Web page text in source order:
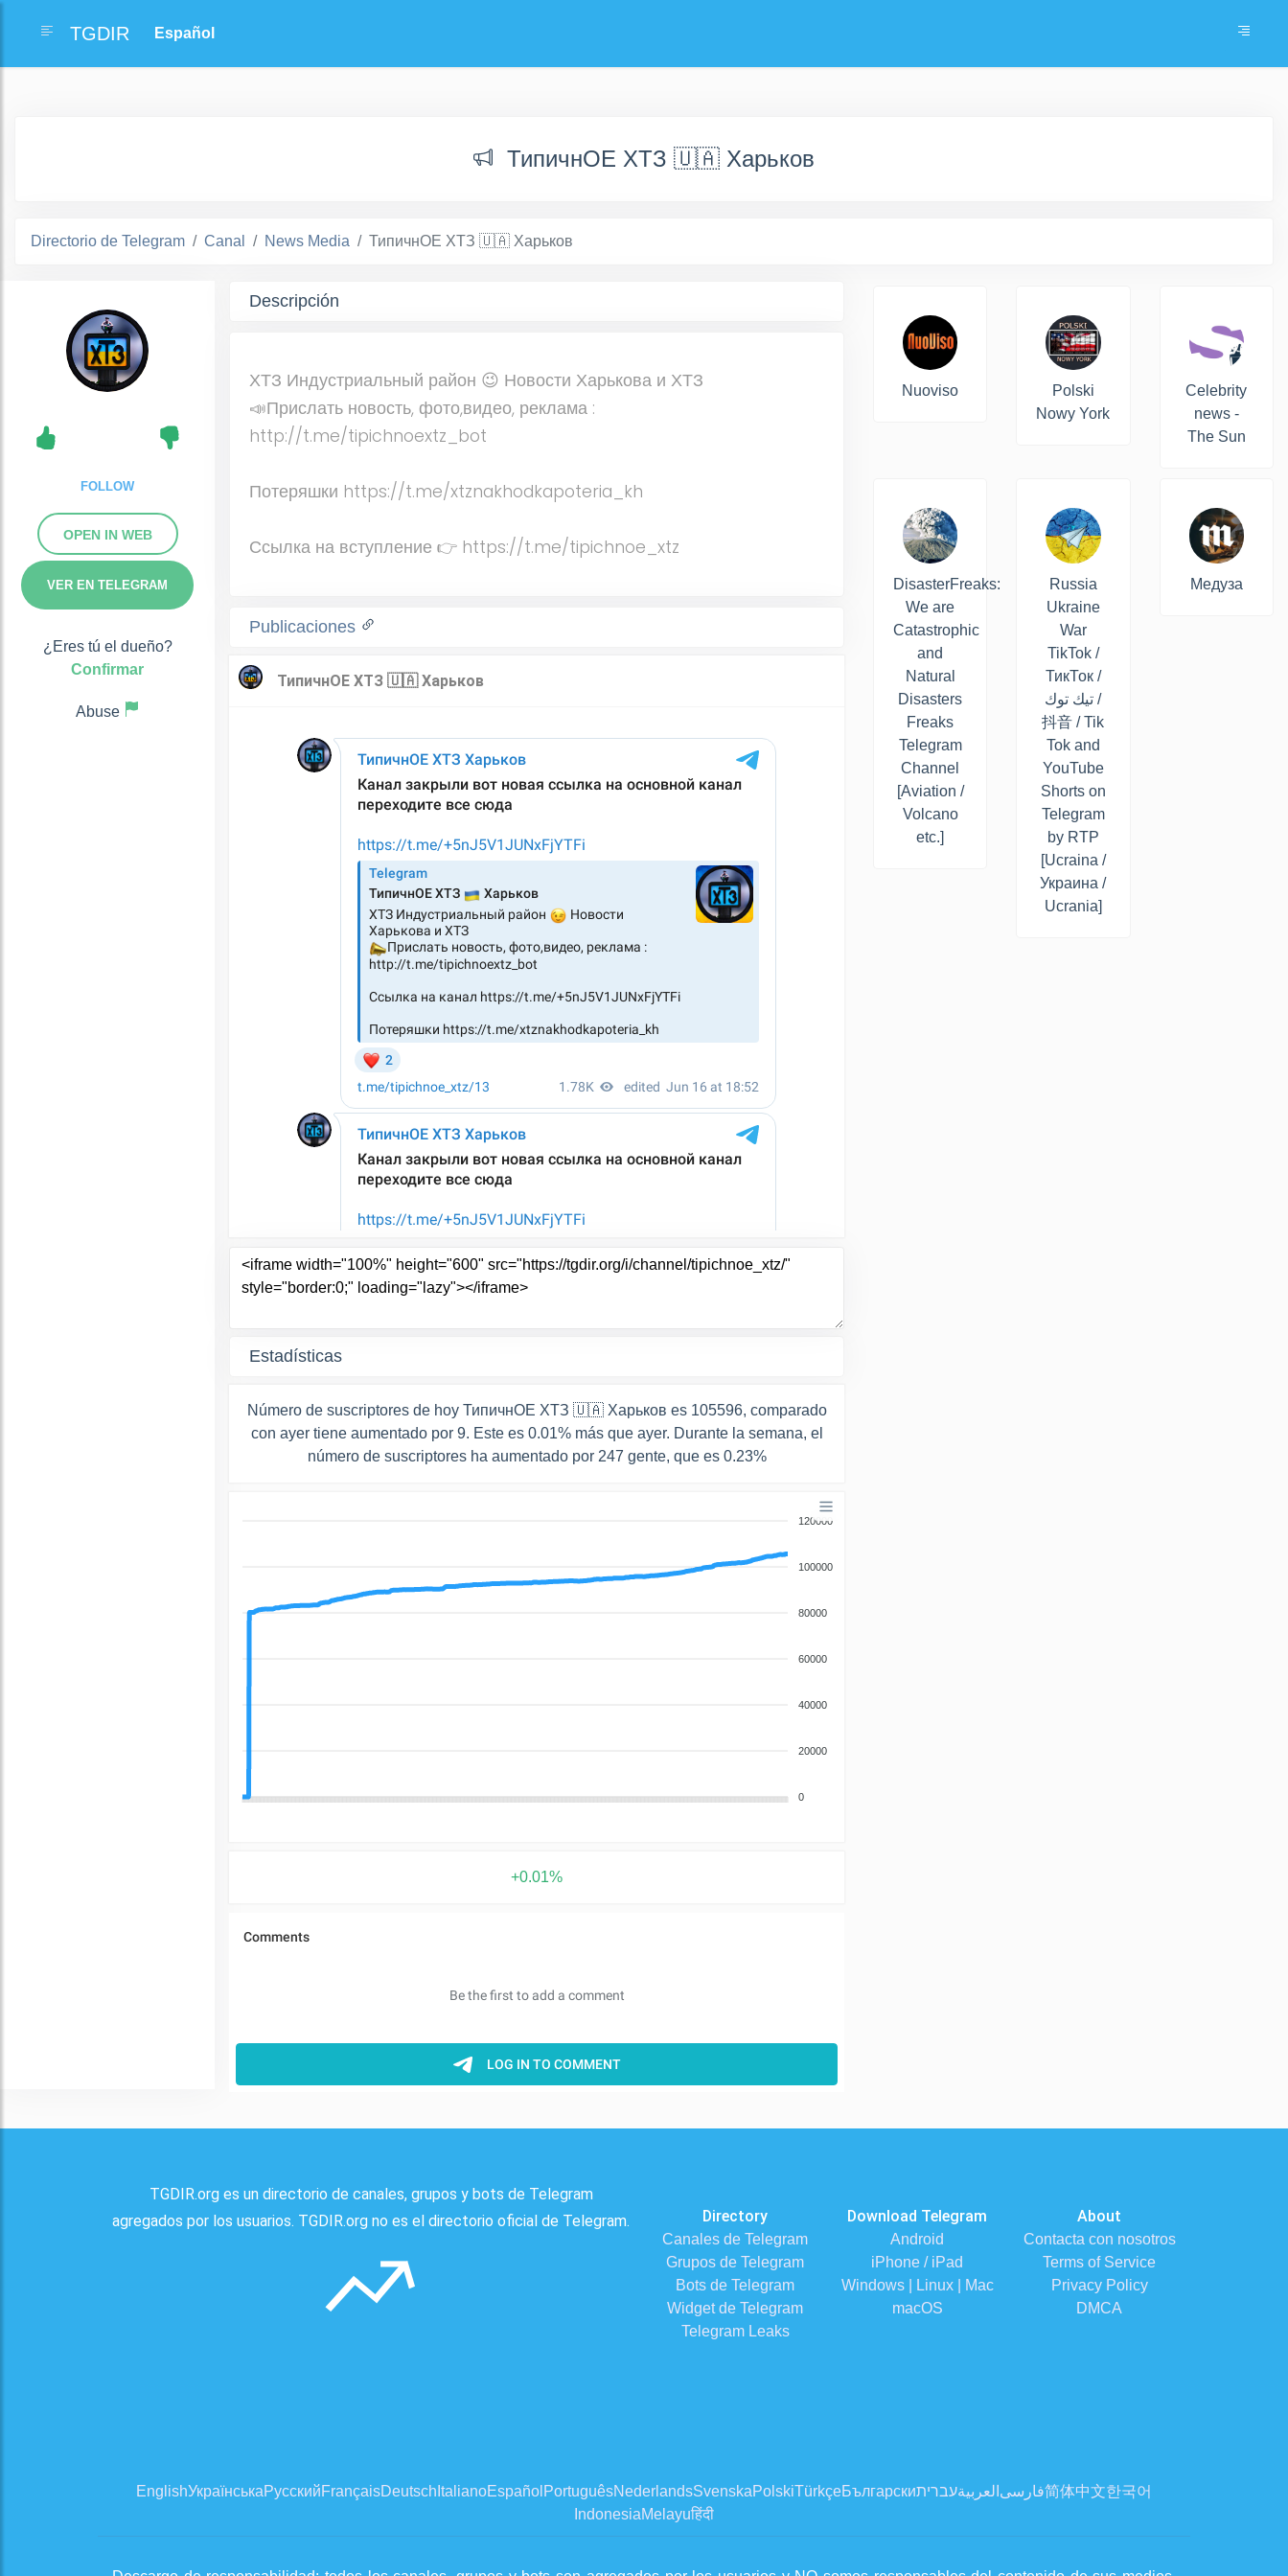
TGDIR
ТипичнОЕ ХТЗ 🇺🇦 Харьков
Directorio de Telegram Canal News Media ТипичнОЕ ХТЗ 🇺🇦 Харьков
FOLLOW
OPEN IN WEB
VER EN TELEGRAM
¿Eres tú el dueño?
Confirmar
Abuse
Descripción
ХТЗ Индустриальный район 😉 Новости Харькова и ХТЗ
📣Прислать новость, фото,видео, реклама :
http://t.me/tipichnoextz_bot
Потеряшки https://t.me/xtznakhodkapoteria_kh
Ссылка на вступление 👉 https://t.me/tipichnoe_xtz
Publicaciones
Estadísticas
Número de suscriptores de hoy ТипичнОЕ ХТЗ 🇺🇦 Харьков es 105596, comparado
con ayer tiene aumentado por 9. Este es 0.01% más que ayer. Durante la semana, el
número de suscriptores ha aumentado por 247 gente, que es 0.23%
120000
100000
80000
60000
40000
20000
0
+0.01%
Nuoviso
Polski
Nowy York
Celebrity
news -
The Sun
DisasterFreaks:
We are
Catastrophic
and
Natural
Disasters
Freaks
Telegram
Channel
[Aviation /
Volcano
etc.]
Russia
Ukraine
War
TikTok /
ТикТок /
تيك توك /
抖音 / Tik
Tok and
YouTube
Shorts on
Telegram
by RTP
[Ucraina /
Украина /
Ucrania]
Медуза
TGDIR.org es un directorio de canales, grupos y bots de Telegram
agregados por los usuarios. TGDIR.org no es el directorio oficial de Telegram.
Directory
Canales de Telegram
Grupos de Telegram
Bots de Telegram
Widget de Telegram
Telegram Leaks
Download Telegram
Android
iPhone / iPad
Windows | Linux | Mac
macOS
About
Contacta con nosotros
Terms of Service
Privacy Policy
DMCA
EnglishУкраїнськаРусскийFrançaisDeutsch ItalianoEspañol PortuguêsNederlandsSvenskaPolskiTürkçeБългарскиעבריתالعربية فارسی简体中文한국어
IndonesiaMelayuहिंदी